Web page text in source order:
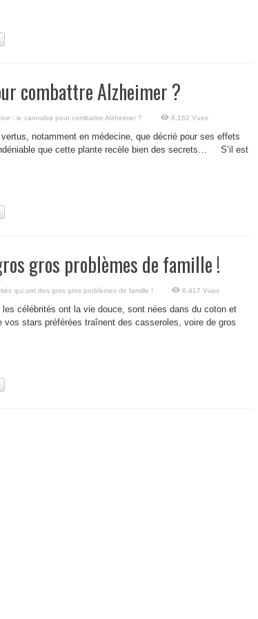
combattre Alzheimer ?
: le cannabis pour combattre Alzheimer ? 8,162 Vues
notamment en médecine, que décrié pour ses effets
que cette plante recèle bien des secrets… S’il est
gros problèmes de famille !
qui ont des gros gros problèmes de famille ! 6,417 Vues
célébrités ont la vie douce, sont nées dans du coton et
stars préférées traînent des casseroles, voire de gros